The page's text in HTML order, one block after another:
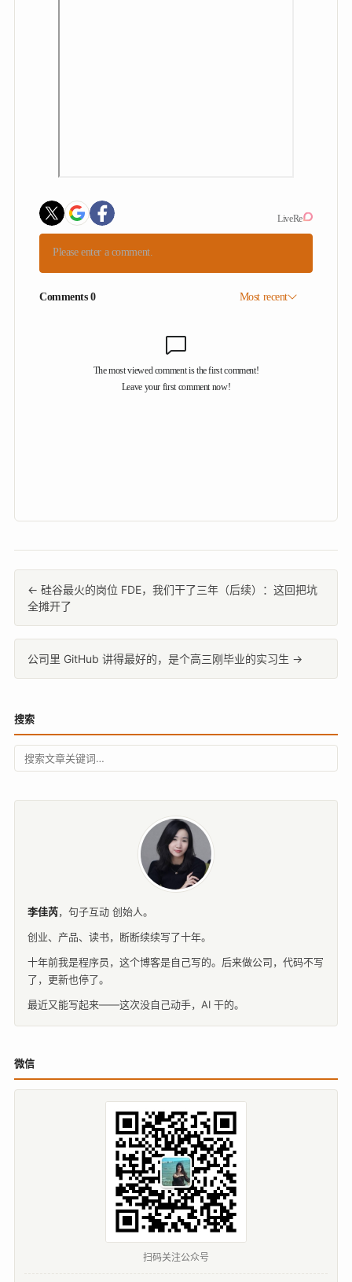
← 硅谷最火的岗位 FDE，我们干了三年（后续）：这回把坑
全摊开了
公司里 GitHub 讲得最好的，是个高三刚毕业的实习生 →
搜索
李佳芮， 句子互动 创始人。
创业、产品、读书，断断续续写了十年。
十年前我是程序员，这个博客是自己写的。后来做公司，代码不写
了，更新也停了。
最近又能写起来——这次没自己动手，AI 干的。
微信
扫码关注公众号